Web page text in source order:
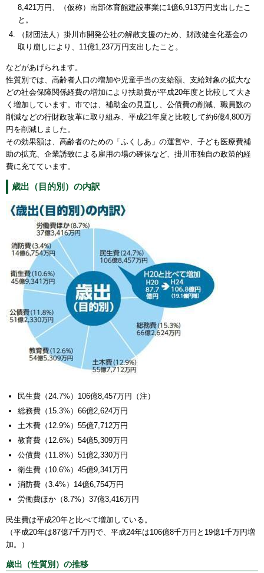
8,421万円、（仮称）南部体育館建設事業に1億6,913万円支出したこ
と。
（財団法人）掛川市開発公社の解散支援のため、財政健全化基金の
取り崩しにより、11億1,237万円支出したこと。
などがあげられます。
性質別では、高齢者人口の増加や児童手当の支給額、支給対象の拡大な
どの社会保障関係経費の増加により扶助費が平成20年度と比較して大き
く増加しています。市では、補助金の見直し、公債費の削減、職員数の
削減などの行財政改革に取り組み、平成21年度と比較して約6億4,800万
円を削減しました。
その効果額は、高齢者のための「ふくしあ」の運営や、子ども医療費補
助の拡充、企業誘致による雇用の場の確保など、掛川市独自の政策的経
費に充てています。
歳出（目的別）の内訳
民生費（24.7%）106億8,457万円（注）
総務費（15.3%）66億2,624万円
土木費（12.9%）55億7,712万円
教育費（12.6%）54億5,309万円
公債費（11.8%）51億2,330万円
衛生費（10.6%）45億9,341万円
消防費（3.4%）14億6,754万円
労働費ほか（8.7%）37億3,416万円
民生費は平成20年と比べて増加している。
（平成20年は87億7千万円で、平成24年は106億8千万円と19億1千万円増
加。）
歳出（性質別）の推移